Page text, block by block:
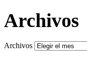
Archivos
Archivos